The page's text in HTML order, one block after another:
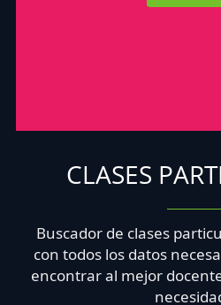
CLASES
Buscador de clases
con todos los datos
encontrar al mejor